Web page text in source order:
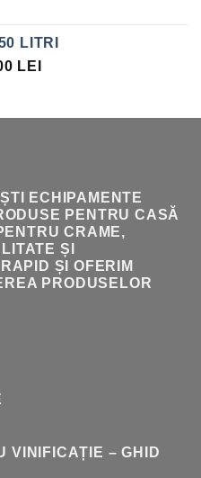
LEI.
308.00 LEI.
LITRI
LEI PREȚUL
222.00 LEI.
ECHIPAMENTE
PENTRU CASĂ
CRAME,
ȘI
ȘI OFERIM
PRODUSELOR
VINIFICAȚIE – GHID